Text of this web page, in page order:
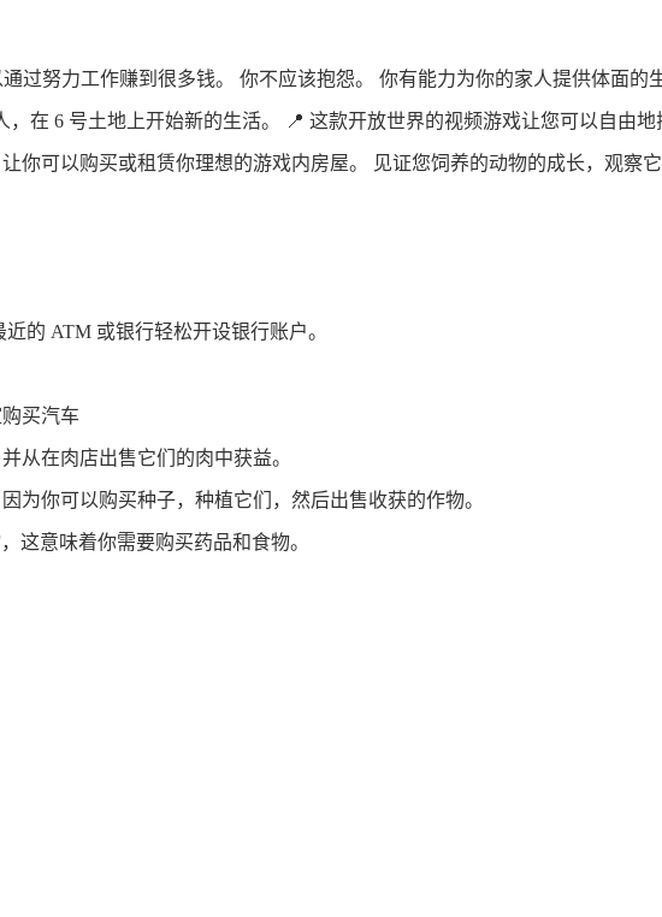
努力工作赚到很多钱。 你不应该抱怨。 你有能力为你的家人提供体面的
在 6 号土地上开始新的生活。 📍​ 这款开放世界的视频游戏让您可以自由
你可以购买或租赁你理想的游戏内房屋。 见证您饲养的动物的成长，观察
的 ATM 或银行轻松开设银行账户。
买汽车
从在肉店出售它们的肉中获益。
为你可以购买种子，种植它们，然后出售收获的作物。
这意味着你需要购买药品和食物。